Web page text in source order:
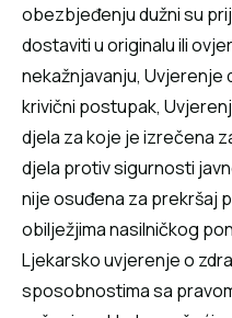
obezbjeđenju dužni su
dostaviti u originalu ili
nekažnjavanju, Uvjerenje
krivični postupak,
djela za koje je izrečena
djela protiv sigurnosti
nije osuđena za prekršaj
obilježjima nasilničkog
Ljekarsko uvjerenje o
sposobnostima sa